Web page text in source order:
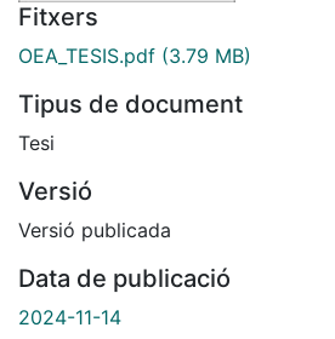
Fitxers
OEA_TESIS.pdf (3.79 MB)
Tipus de document
Tesi
Versió
Versió publicada
Data de publicació
2024-11-14